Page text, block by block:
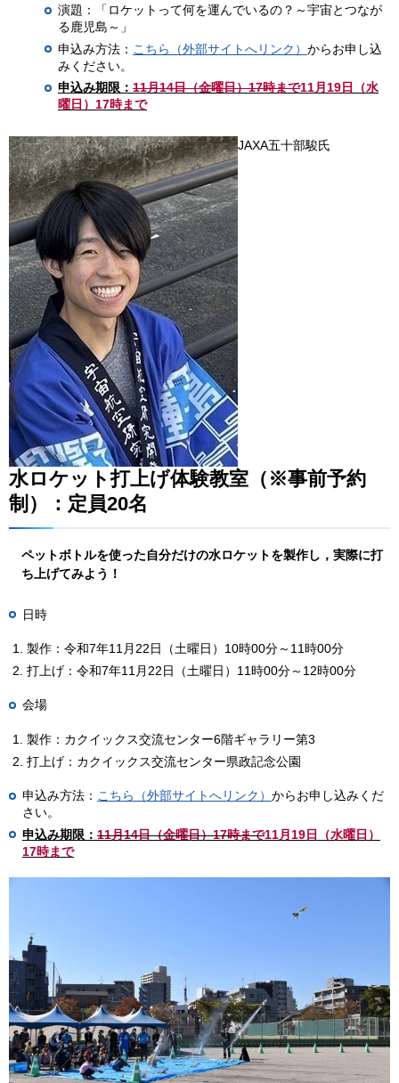
演題：「ロケットって何を運んでいるの？～宇宙とつなが
る鹿児島～」
申込み方法： こちら（外部サイトへリンク） からお申し込
みください。
申込み期限： 11月14日（金曜日）17時まで11月19日（水
曜日）17時まで
JAXA五十部駿氏
水ロケット打上げ体験教室（※事前予約
制）：定員20名
ペットボトルを使った自分だけの水ロケットを製作し，実際に打
ち上げてみよう！
日時
製作：令和7年11月22日（土曜日）10時00分～11時00分
打上げ：令和7年11月22日（土曜日）11時00分～12時00分
会場
製作：カクイックス交流センター6階ギャラリー第3
打上げ：カクイックス交流センター県政記念公園
申込み方法： こちら（外部サイトへリンク） からお申し込みくだ
さい。
申込み期限： 11月14日（金曜日）17時まで11月19日（水曜日）
17時まで